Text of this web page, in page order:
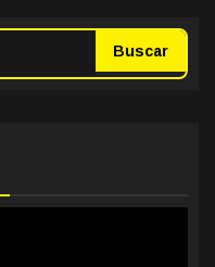
Buscar